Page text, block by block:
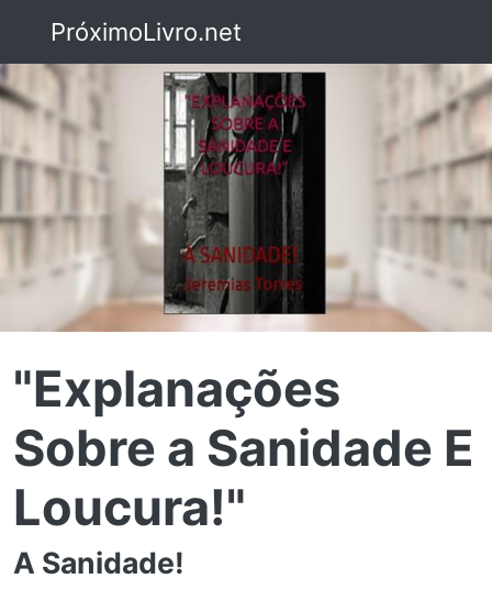
PróximoLivro.net
"Explanações
Sobre a Sanidade E
Loucura!"
A Sanidade!